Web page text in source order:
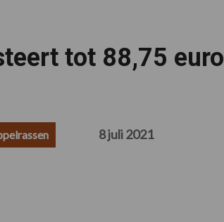
tot 88,75 euro
8 juli 2021